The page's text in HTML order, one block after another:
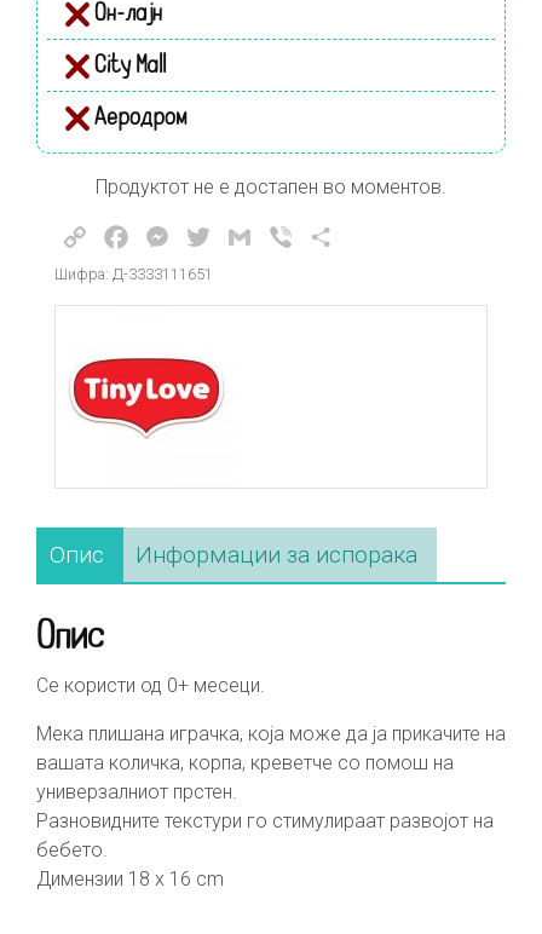
Он-лајн
City Mall
Аеродром
Продуктот не е достапен во моментов.
Copy
Link
FacebookMessenger
TwitterGmail Viber
Шифра: Д-3333111651
Опис Информации за испорака
Опис
Се користи од 0+ месеци.
Мека плишана играчка, која може да ја прикачите на
вашата количка, корпа, креветче со помош на
универзалниот прстен.
Разновидните текстури го стимулираат развојот на
бебето.
Димензии 18 x 16 cm